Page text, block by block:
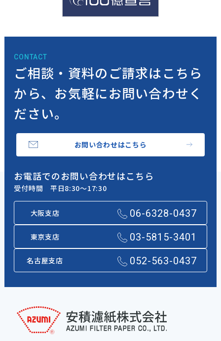
CONTACT
ご相談・資料のご請求はこちら
から、 お気軽にお問い合わせく
ださい。
お問い合わせはこちら
お電話でのお問い合わせはこちら
受付時間 平日8:30～17:30
大阪支店 06-6328-0437
東京支店 03-5815-3401
名古屋支店 052-563-0437